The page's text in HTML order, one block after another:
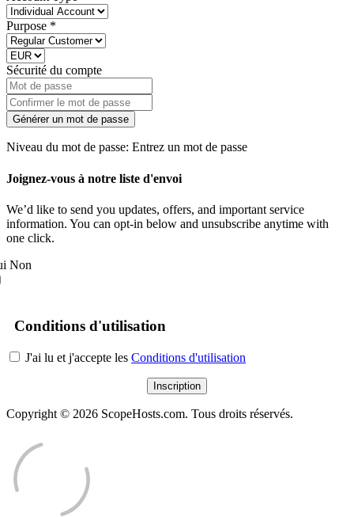
Purpose *
Sécurité du compte
Générer un mot de passe
Niveau du mot de passe: Entrez un mot de passe
Joignez-vous à notre liste d'envoi
We’d like to send you updates, offers, and important service
information. You can opt-in below and unsubscribe anytime with
one click.
Non
Conditions d'utilisation
J'ai lu et j'accepte les Conditions d'utilisation
Copyright © 2026 ScopeHosts.com. Tous droits réservés.